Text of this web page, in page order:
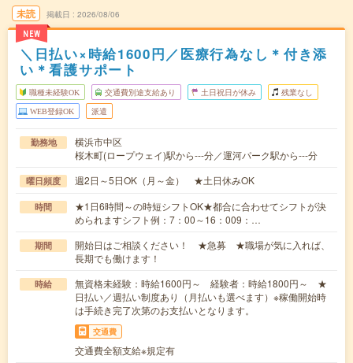
未読
NEW
掲載日 2026/08/06
＼日払い×時給1600円／医療行為なし＊付き添
い＊看護サポート
職種未経験OK 交通費別途支給あり 土日祝日が休み 残業なし
WEB登録OK 派遣
勤務地
横浜市中区
桜木町(ロープウェイ)駅から---分／運河パーク駅から---分
曜日頻度 週2日～5日OK（月～金） ★土日休みOK
時間
★1日6時間～の時短シフトOK★都合に合わせてシフトが決
められますシフト例：7：00～16：009：…
期間
開始日はご相談ください！ ★急募 ★職場が気に入れば、
長期でも働けます！
時給
無資格未経験：時給1600円～ 経験者：時給1800円～ ★
日払い／週払い制度あり（月払いも選べます）※稼働開始時
は手続き完了次第のお支払いとなります。
交通費
交通費全額支給※規定有